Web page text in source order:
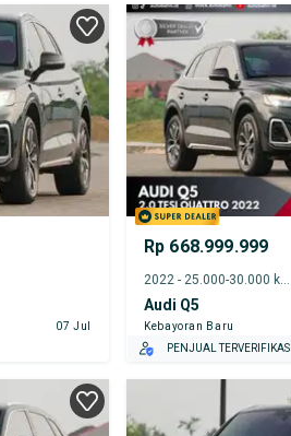
07 Jul
Rp 668.999.999
2022 - 25.000-30.000 km
Audi Q5
Kebayoran Baru
PENJUAL TERVERIFIKASI